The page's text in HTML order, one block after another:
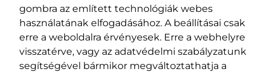
szám
tel/fax:0723 250 321
email:office@rmdsz.ro
szám
tel/fax:0264 590 758
email:
office@rmdsz.ro
gombra az említett technológiák webes
használatának elfogadásához. A beállításai csak
erre a weboldalra érvényesek. Erre a webhelyre
visszatérve, vagy az adatvédelmi szabályzatunk
segítségével bármikor megváltoztathatja a